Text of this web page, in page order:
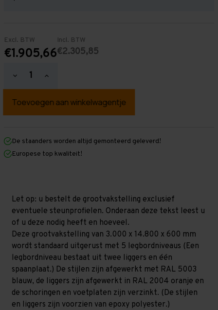
Excl. BTW
€1.905,66
Incl. BTW
€2.305,85
Hoeveelheid
verlagen
Grootvakstelling
mm
mm
x
600
niveaus
Hoeveelheid
verhogen
Grootvakstelling
mm
mm
600
niveaus
De staanders worden altijd gemonteerd geleverd!
Europese top kwaliteit!
Let op: u bestelt de grootvakstelling exclusief
eventuele steunprofielen. Onderaan deze tekst leest u
of u deze nodig heeft en hoeveel.
Deze grootvakstelling van 3.000 x 14.800 x 600 mm
wordt standaard uitgerust met 5 legbordniveaus (Een
legbordniveau bestaat uit twee liggers en één
spaanplaat.) De stijlen zijn afgewerkt met RAL 5003
blauw, de liggers zijn afgewerkt in RAL 2004 oranje en
de schoringen en voetplaten zijn verzinkt. (De stijlen
en liggers zijn voorzien van epoxy polyester.)